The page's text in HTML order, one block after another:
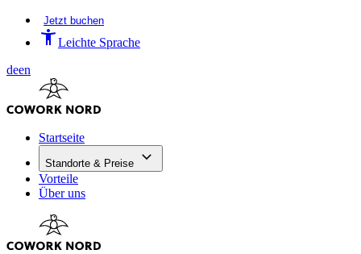
Jetzt buchen
Leichte Sprache
deen
Startseite
Standorte & Preise
Vorteile
Über uns